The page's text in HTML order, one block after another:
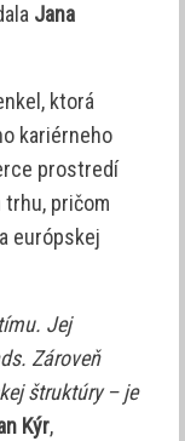
Jana
ktorá
kariérneho
prostredí
pričom
európskej
Jej
Zároveň
štruktúry – je
Kýr,